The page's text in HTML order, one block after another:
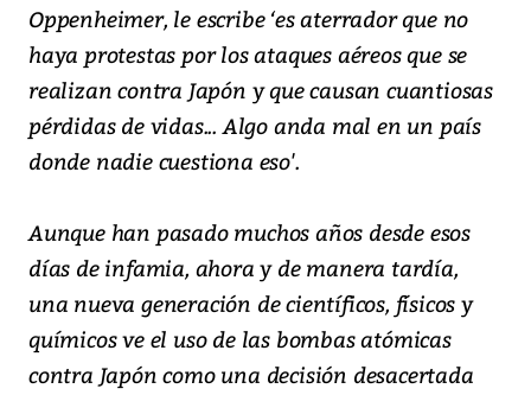
Oppenheimer, le escribe ‘es aterrador que no
haya protestas por los ataques aéreos que se
realizan contra Japón y que causan cuantiosas
pérdidas de vidas... Algo anda mal en un país
donde nadie cuestiona eso'.
Aunque han pasado muchos años desde esos
días de infamia, ahora y de manera tardía,
una nueva generación de científicos, físicos y
químicos ve el uso de las bombas atómicas
contra Japón como una decisión desacertada